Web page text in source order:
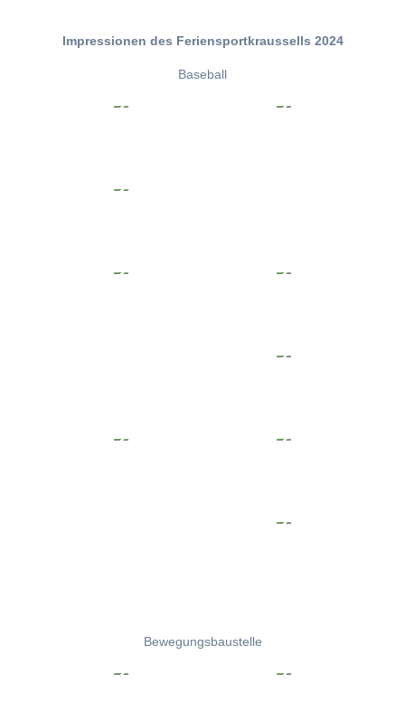
Impressionen des Feriensportkraussells 2024
Baseball
Bewegungsbaustelle